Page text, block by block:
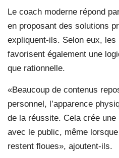
Le coach moderne répond
en proposant des solutions
expliquent-ils. Selon eux, les
favorisent également une
que rationnelle.
«Beaucoup de contenus
personnel, l’apparence
de la réussite. Cela crée
avec le public, même
restent floues», ajoutent-ils.